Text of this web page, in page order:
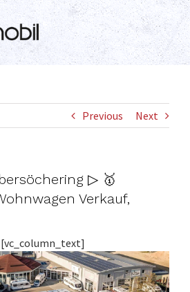
Previous Next
▷ 🥇
Verkauf,